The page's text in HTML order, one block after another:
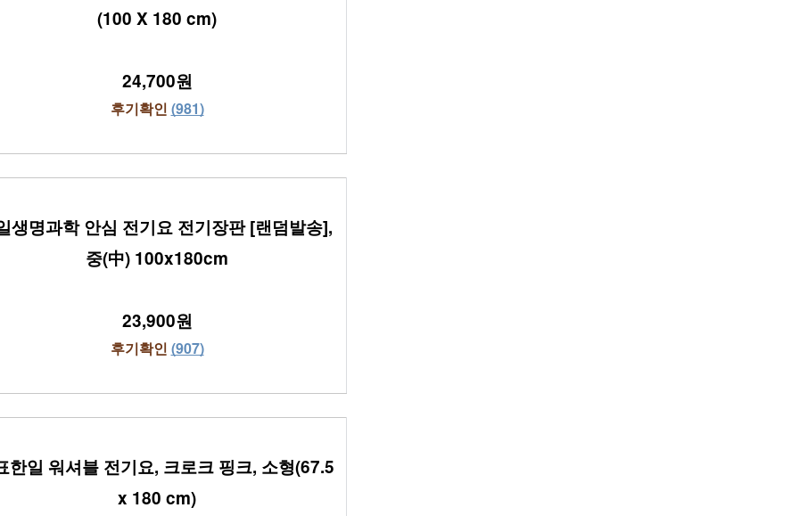
(100 X 180 cm)
24,700원
후기확인 (981)
생명과학 안심 전기요 전기장판 [랜덤발송],
중(中) 100x180cm
23,900원
후기확인 (907)
한일 워셔블 전기요, 크로크 핑크, 소형(67.5
x 180 cm)